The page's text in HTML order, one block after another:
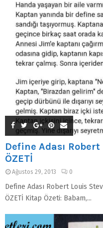
Define Adası
ÖZETİ
Ağustos 29, 2013 0
Define Adası Robert Louis
ÖZETİ Kitap Özeti: Babam,...